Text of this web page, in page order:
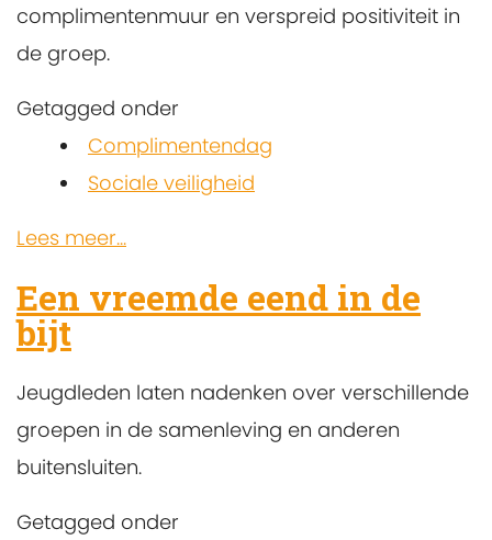
complimentenmuur en verspreid positiviteit in
de groep.
Getagged onder
Complimentendag
Sociale veiligheid
Lees meer...
Een vreemde eend in de
bijt
Jeugdleden laten nadenken over verschillende
groepen in de samenleving en anderen
buitensluiten.
Getagged onder